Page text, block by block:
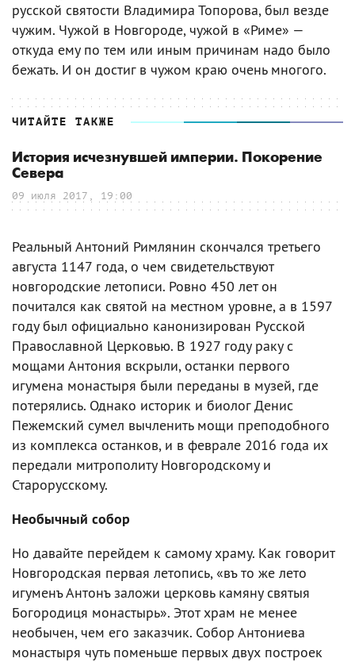
русской святости Владимира Топорова, был везде
чужим. Чужой в Новгороде, чужой в «Риме» —
откуда ему по тем или иным причинам надо было
бежать. И он достиг в чужом краю очень многого.
ЧИТАЙТЕ ТАКЖЕ
История исчезнувшей империи. Покорение
Севера
09 июля 2017, 19:00
Реальный Антоний Римлянин скончался третьего
августа 1147 года, о чем свидетельствуют
новгородские летописи. Ровно 450 лет он
почитался как святой на местном уровне, а в 1597
году был официально канонизирован Русской
Православной Церковью. В 1927 году раку с
мощами Антония вскрыли, останки первого
игумена монастыря были переданы в музей, где
потерялись. Однако историк и биолог Денис
Пежемский сумел вычленить мощи преподобного
из комплекса останков, и в феврале 2016 года их
передали митрополиту Новгородскому и
Старорусскому.
Необычный собор
Но давайте перейдем к самому храму. Как говорит
Новгородская первая летопись, «въ то же лето
игуменъ Антонъ заложи церковь камяну святыя
Богородиця монастырь». Этот храм не менее
необычен, чем его заказчик. Собор Антониева
монастыря чуть поменьше первых двух построек